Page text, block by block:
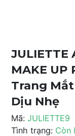
JULIETTE
MAKE UP
Trang Mắt
Dịu Nhẹ
Mã: JULIETTE9
Tình trạng: Còn